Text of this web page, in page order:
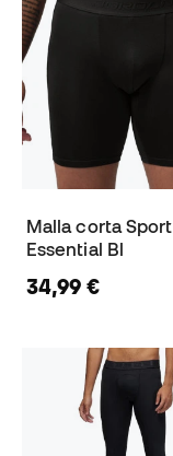
Malla corta Sport
Essential Bl
34,99 €